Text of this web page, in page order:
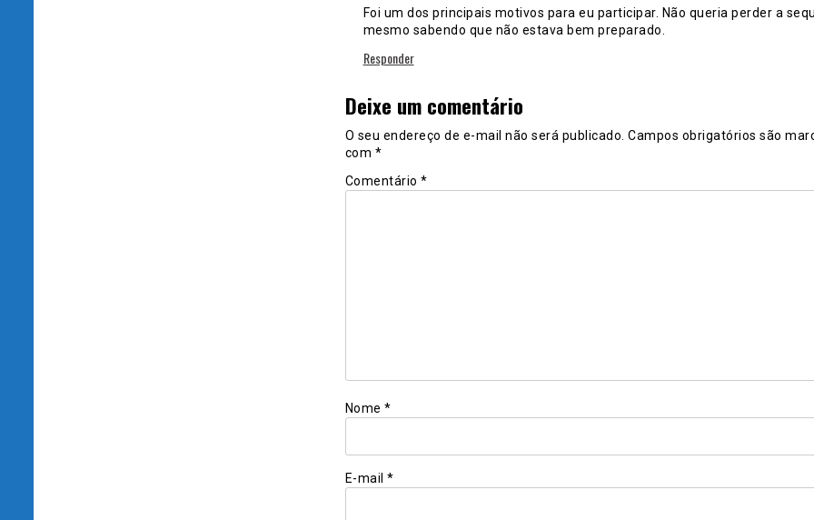
Foi um dos principais motivos para eu participar. Não queria perder a
mesmo sabendo que não estava bem preparado.
Responder
Deixe um comentário
O seu endereço de e-mail não será publicado. Campos obrigatórios são
com *
Comentário *
Nome *
E-mail *